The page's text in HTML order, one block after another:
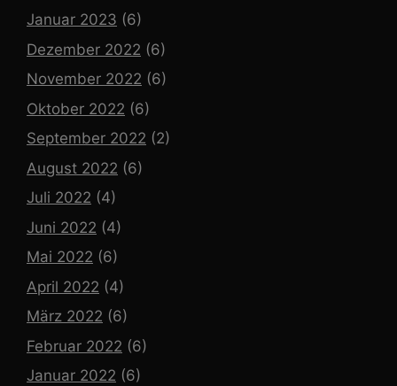
Januar 2023 (6)
Dezember 2022 (6)
November 2022 (6)
Oktober 2022 (6)
September 2022 (2)
August 2022 (6)
Juli 2022 (4)
Juni 2022 (4)
Mai 2022 (6)
April 2022 (4)
März 2022 (6)
Februar 2022 (6)
Januar 2022 (6)